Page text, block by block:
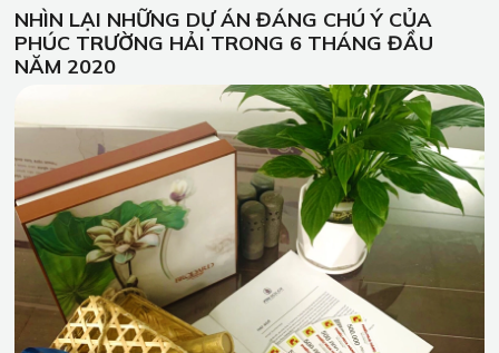
NHÌN LẠI NHỮNG DỰ ÁN ĐÁNG CHÚ Ý CỦA
PHÚC TRƯỜNG HẢI TRONG 6 THÁNG ĐẦU
NĂM 2020